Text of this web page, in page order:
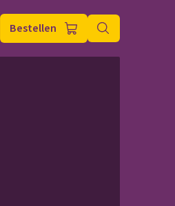
Bestellen